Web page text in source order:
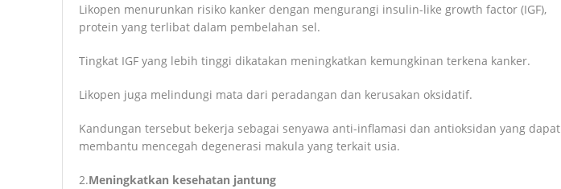
Likopen menurunkan risiko kanker dengan mengurangi insulin-like growth factor (IGF),
protein yang terlibat dalam pembelahan sel.
Tingkat IGF yang lebih tinggi dikatakan meningkatkan kemungkinan terkena kanker.
Likopen juga melindungi mata dari peradangan dan kerusakan oksidatif.
Kandungan tersebut bekerja sebagai senyawa anti-inflamasi dan antioksidan yang dapat
membantu mencegah degenerasi makula yang terkait usia.
2.Meningkatkan kesehatan jantung